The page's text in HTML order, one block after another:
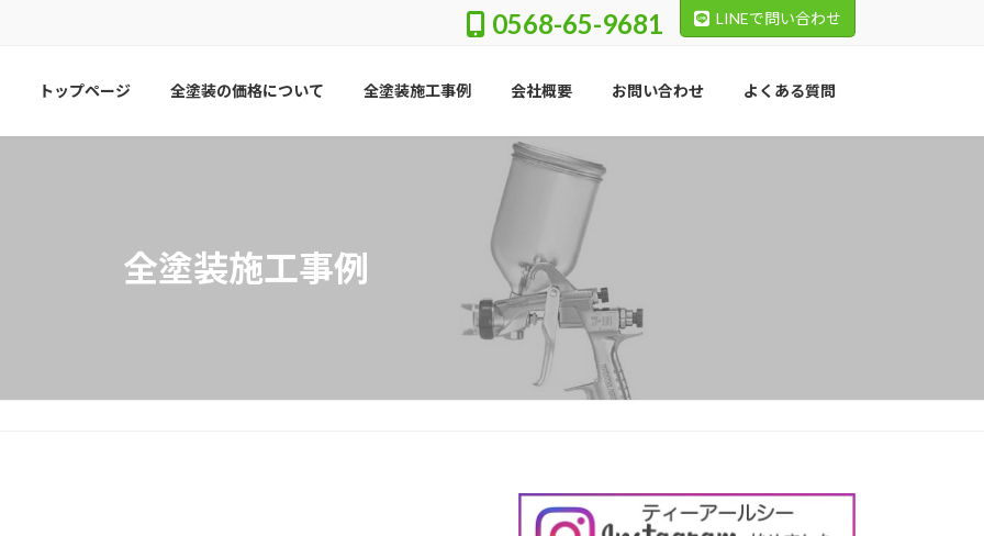
0568-65-9681 LINEで問い合わせ
トップページ 全塗装の価格について 全塗装施工事例 会社概要 お問い合わせ よくある質問
全塗装施工事例